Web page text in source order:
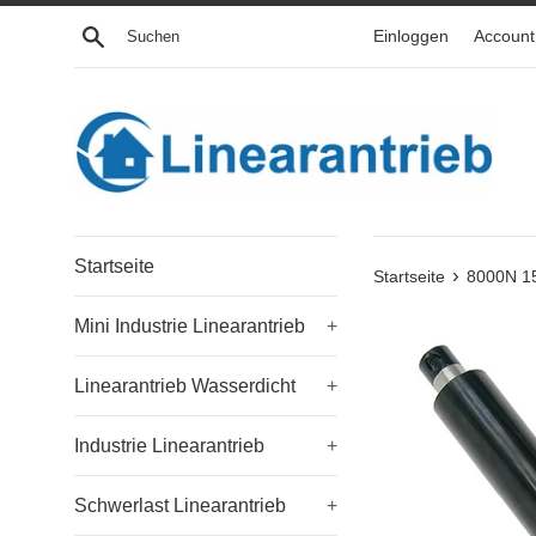
Direkt
Suchen Einloggen
Startseite
Mini Industrie Linearantrieb +
Linearantrieb Wasserdicht +
Industrie Linearantrieb +
Schwerlast Linearantrieb +
Startseite › 8000N